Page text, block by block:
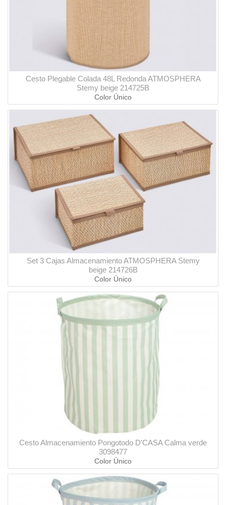
Cesto Plegable Colada 48L Redonda ATMOSPHERA
Stemy beige 214725B
Color Único
Set 3 Cajas Almacenamiento ATMOSPHERA Stemy
beige 214726B
Color Único
Cesto Almacenamiento Pongotodo D'CASA Calma verde
3098477
Color Único